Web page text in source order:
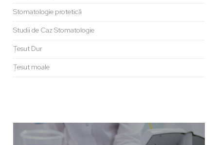
Stomatologie protetică
Studii de Caz Stomatologie
Țesut Dur
Țesut moale